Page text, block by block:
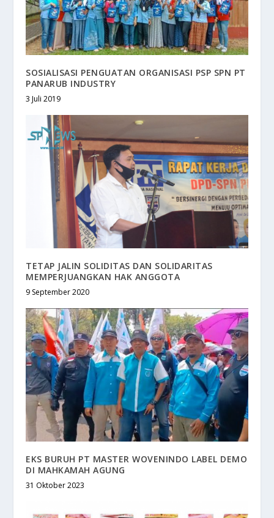
SOSIALISASI PENGUATAN ORGANISASI PSP SPN PT
PANARUB INDUSTRY
3 Juli 2019
TETAP JALIN SOLIDITAS DAN SOLIDARITAS
MEMPERJUANGKAN HAK ANGGOTA
9 September 2020
EKS BURUH PT MASTER WOVENINDO LABEL DEMO
DI MAHKAMAH AGUNG
31 Oktober 2023